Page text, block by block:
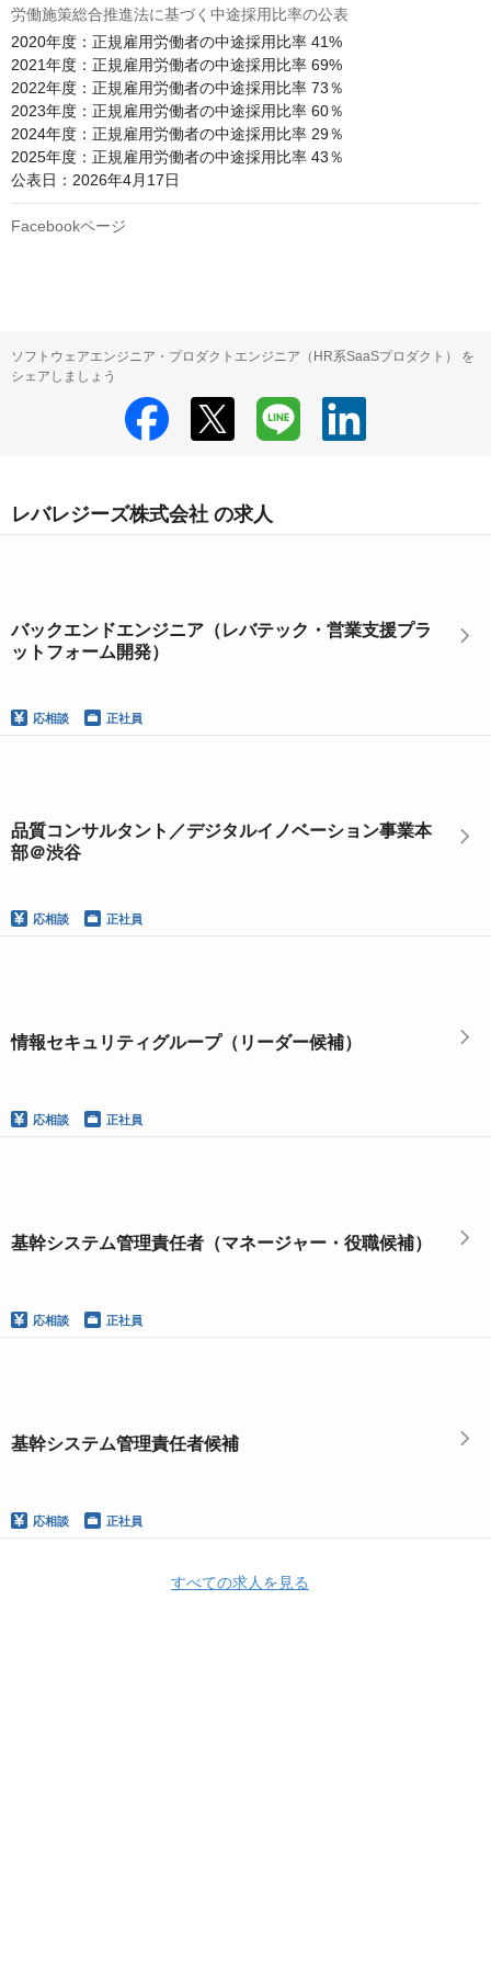
労働施策総合推進法に基づく中途採用比率の公表
2020年度：正規雇用労働者の中途採用比率 41%
2021年度：正規雇用労働者の中途採用比率 69%
2022年度：正規雇用労働者の中途採用比率 73％
2023年度：正規雇用労働者の中途採用比率 60％
2024年度：正規雇用労働者の中途採用比率 29％
2025年度：正規雇用労働者の中途採用比率 43％
公表日：2026年4月17日
Facebookページ
ソフトウェアエンジニア・プロダクトエンジニア（HR系SaaSプロダクト） を
シェアしましょう
レバレジーズ株式会社 の求人
バックエンドエンジニア（レバテック・営業支援プラ
ットフォーム開発）
応相談 正社員
品質コンサルタント／デジタルイノベーション事業本
部＠渋谷
応相談 正社員
情報セキュリティグループ（リーダー候補）
応相談 正社員
基幹システム管理責任者（マネージャー・役職候補）
応相談 正社員
基幹システム管理責任者候補
応相談 正社員
すべての求人を見る